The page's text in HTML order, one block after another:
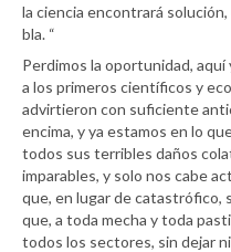
la ciencia encontrará
bla. “
Perdimos la oportunidad,
a los primeros científicos y
advirtieron con suficiente
encima, y ya estamos en lo
todos sus terribles daños
imparables, y solo nos cabe
que, en lugar de catastrófico,
que, a toda mecha y toda
todos los sectores, sin dejar